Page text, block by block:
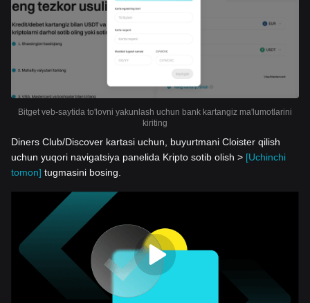
Bitget veb-saytida to'lovni yakunlash uchun bank kartangiz ma'lumotlarini
kiriting
Diners Club/Discover kartasi uchun, buyurtmani Cloister qilish
uchun yuqori navigatsiya panelida Kripto sotib olish > [Uchinchi
tomon] tugmasini bosing.